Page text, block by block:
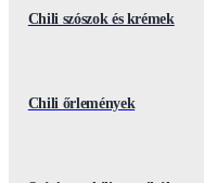
Chili szószok és krémek
Chili őrlemények